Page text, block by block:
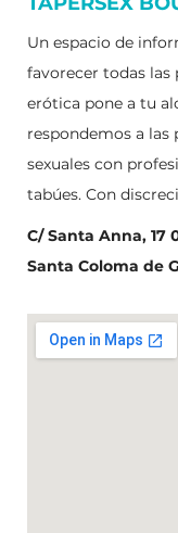
Un espacio de
favorecer todas las
erótica pone a tu
respondemos a
sexuales con
tabúes. Con
C/ Santa Anna, 17
Santa Coloma de